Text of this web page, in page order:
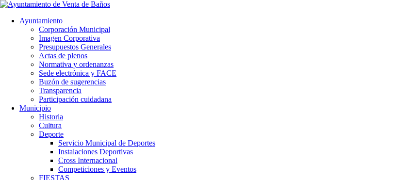
Ayuntamiento
Corporación Municipal
Imagen Corporativa
Presupuestos Generales
Actas de plenos
Normativa y ordenanzas
Sede electrónica y FACE
Buzón de sugerencias
Transparencia
Participación cuidadana
Municipio
Historia
Cultura
Deporte
Servicio Municipal de Deportes
Instalaciones Deportivas
Cross Internacional
Competiciones y Eventos
FIESTAS